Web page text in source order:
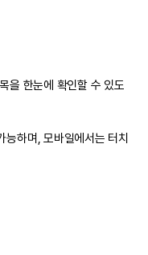
을 한눈에 확인할 수 있도
하며, 모바일에서는 터치